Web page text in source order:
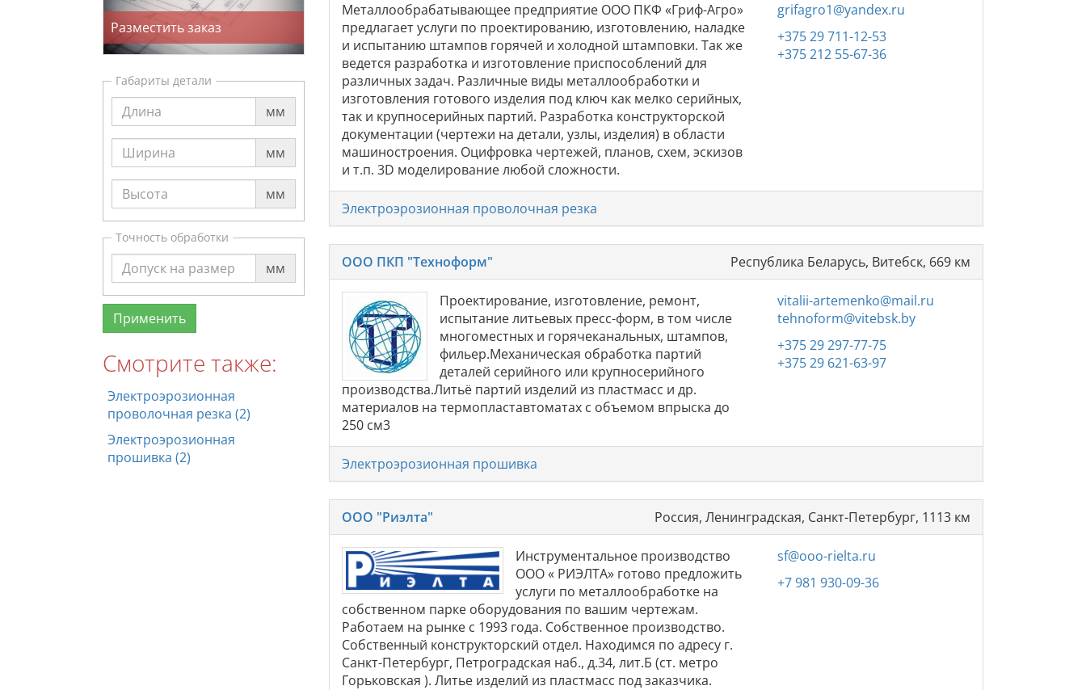
Разместить заказ
Габариты детали
мм
мм
мм
Точность обработки
мм
Смотрите также:
Электроэрозионная
проволочная резка (2)
Электроэрозионная
прошивка (2)
Металлообрабатывающее предприятие ООО ПКФ «Гриф-Агро»
предлагает услуги по проектированию, изготовлению, наладке
и испытанию штампов горячей и холодной штамповки. Так же
ведется разработка и изготовление приспособлений для
различных задач. Различные виды металлообработки и
изготовления готового изделия под ключ как мелко серийных,
так и крупносерийных партий. Разработка конструкторской
документации (чертежи на детали, узлы, изделия) в области
машиностроения. Оцифровка чертежей, планов, схем, эскизов
и т.п. 3D моделирование любой сложности.
grifagro1@yandex.ru
+375 29 711-12-53
+375 212 55-67-36
Электроэрозионная проволочная резка
ООО ПКП "Техноформ" Республика Беларусь, Витебск, 669 км
Проектирование, изготовление, ремонт,
испытание литьевых пресс-форм, в том числе
многоместных и горячеканальных, штампов,
фильер.Механическая обработка партий
деталей серийного или крупносерийного
производства.Литьё партий изделий из пластмасс и др.
материалов на термопластавтоматах с объемом впрыска до
250 см3
vitalii-artemenko@mail.ru
tehnoform@vitebsk.by
+375 29 297-77-75
+375 29 621-63-97
Электроэрозионная прошивка
ООО "Риэлта" Россия, Ленинградская, Санкт-Петербург, 1113 км
Инструментальное производство
ООО « РИЭЛТА» готово предложить
услуги по металлообработке на
собственном парке оборудования по вашим чертежам.
Работаем на рынке с 1993 года. Собственное производство.
Собственный конструкторский отдел. Находимся по адресу г.
Санкт-Петербург, Петроградская наб., д.34, лит.Б (ст. метро
Горьковская ). Литье изделий из пластмасс под заказчика.
sf@ooo-rielta.ru
+7 981 930-09-36